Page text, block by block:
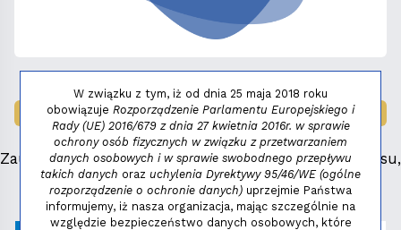
LAUREAT NAGRODY:MAŁY FENIKS 2025
Zauważyłeś błąd, masz propozycje dotyczące serwisu,
napisz:niezbednik@niedziela.pl
W związku z tym, iż od dnia 25 maja 2018 roku
obowiązuje Rozporządzenie Parlamentu Europejskiego i
Rady (UE) 2016/679 z dnia 27 kwietnia 2016r. w sprawie
ochrony osób fizycznych w związku z przetwarzaniem
danych osobowych i w sprawie swobodnego przepływu
takich danych oraz uchylenia Dyrektywy 95/46/WE (ogólne
rozporządzenie o ochronie danych) uprzejmie Państwa
informujemy, iż nasza organizacja, mając szczególnie na
względzie bezpieczeństwo danych osobowych, które